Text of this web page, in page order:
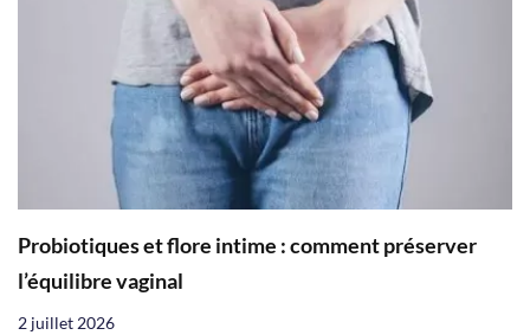
Probiotiques et flore intime : comment préserver
l’équilibre vaginal
2 juillet 2026